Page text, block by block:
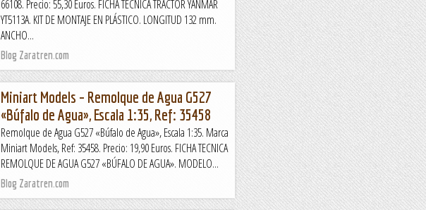
66108. Precio: 55,30 Euros. FICHA TECNICA TRACTOR YANMAR
YT5113A. KIT DE MONTAJE EN PLÁSTICO. LONGITUD 132 mm.
ANCHO...
Blog Zaratren.com
Miniart Models – Remolque de Agua G527
«Búfalo de Agua», Escala 1:35, Ref: 35458
Remolque de Agua G527 «Búfalo de Agua», Escala 1:35. Marca
Miniart Models, Ref: 35458. Precio: 19,90 Euros. FICHA TECNICA
REMOLQUE DE AGUA G527 «BÚFALO DE AGUA». MODELO...
Blog Zaratren.com